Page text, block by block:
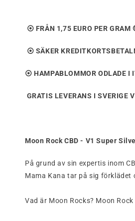
⦿ FRÅN 1,75 EURO PER GRAM
⦿ SÄKER
⦿ HAMPABLOMMOR ODLADE I
GRATIS LEVERANS I SVERIGE
Moon Rock CBD - V1 Super
På grund av sin expertis inom
Mama Kana tar på sig förklädet
Vad är Moon Rocks? Moon